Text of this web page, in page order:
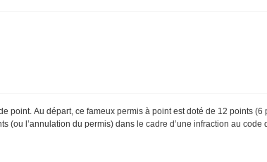
point. Au départ, ce fameux permis à point est doté de 12 points
(ou l’annulation du permis) dans le cadre d’une infraction au code